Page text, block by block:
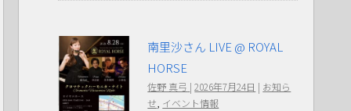
南里沙さん LIVE @ ROYAL
HORSE
佐野 真弓 | 2026年7月24日 | お知ら
せ イベント情報